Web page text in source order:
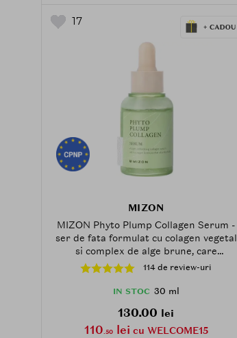
17
MIZON
MIZON Phyto Plump Collagen Serum -
ser de fata formulat cu colagen vegetal
si complex de alge brune, care
contribuie la hidratarea pielii si la
mentinerea confortului cutanat - 30 ml
114 de review-uri
IN STOC 30 ml
130.00 lei
110.50lei cu WELCOME15